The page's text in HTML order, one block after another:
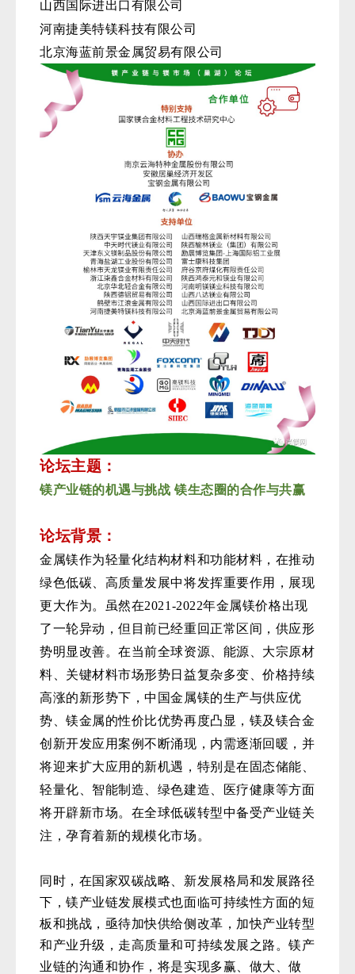
山西国际进出口有限公司
河南捷美特镁科技有限公司
北京海蓝前景金属贸易有限公司
论坛主题：
镁产业链的机遇与挑战 镁生态圈的合作与共赢
论坛背景：
金属镁作为轻量化结构材料和功能材料，在推动
绿色低碳、高质量发展中将发挥重要作用，展现
更大作为。虽然在2021-2022年金属镁价格出现
了一轮异动，但目前已经重回正常区间，供应形
势明显改善。在当前全球资源、能源、大宗原材
料、关键材料市场形势日益复杂多变、价格持续
高涨的新形势下，中国金属镁的生产与供应优
势、镁金属的性价比优势再度凸显，镁及镁合金
创新开发应用案例不断涌现，内需逐渐回暖，并
将迎来扩大应用的新机遇，特别是在固态储能、
轻量化、智能制造、绿色建造、医疗健康等方面
将开辟新市场。在全球低碳转型中备受产业链关
注，孕育着新的规模化市场。
同时，在国家双碳战略、新发展格局和发展路径
下，镁产业链发展模式也面临可持续性方面的短
板和挑战，亟待加快供给侧改革，加快产业转型
和产业升级，走高质量和可持续发展之路。镁产
业链的沟通和协作，将是实现多赢、做大、做